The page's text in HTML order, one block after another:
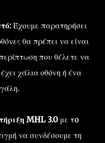
Έχουμε παρατηρήσει
θα πρέπει να είναι
που θέλετε να
χάλια οθόνη ή ένα
MHL 3.0 με τo
να συνδέσουμε τη